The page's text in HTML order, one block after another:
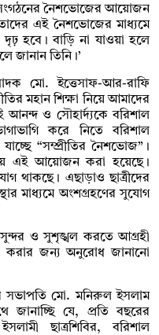
সংগঠনের নৈশভোজের আয়োজন
এই নৈশভোজের মাধ্যমে
হবে। বাড়ি না যাওয়া হলে
জানান তিনি।’
মো. ইত্তেসাফ-আর-রাফি
মহান শিক্ষা নিয়ে আমাদের
ও সৌহার্দ্যকে বরিশাল
করে নিতে বরিশাল
“সম্প্রীতির নৈশভোজ”।
এই আয়োজন করা হয়েছে।
থাকছে। এছাড়াও ছাত্রীদের
মাধ্যমে অংশগ্রহণের সুযোগ
ও সুশৃঙ্খল করতে আগ্রহী
করার জন্য অনুরোধ জানানো
সভাপতি মো. মনিরুল ইসলাম
জানাচ্ছি যে, প্রতি বছরের
ছাত্রশিবির, বরিশাল